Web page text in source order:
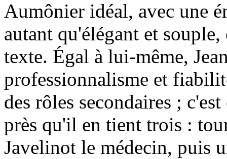
Aumônier idéal, avec une
autant qu'élégant et
texte. Égal à lui-même,
professionnalisme et
des rôles secondaires ;
près qu'il en tient trois :
Javelinot le médecin, puis